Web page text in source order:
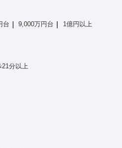
台 9,000万円台 1億円以上
21分以上